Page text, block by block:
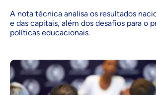
A nota técnica analisa os resultados
e das capitais, além dos desafios para o
políticas educacionais.